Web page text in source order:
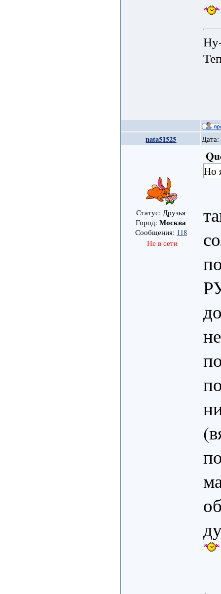
nata51525
Статус: Друзья
Город:Москва
Сообщения: 118
Не в сети
Но
,